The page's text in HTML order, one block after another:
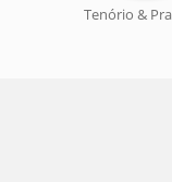
Tenório &